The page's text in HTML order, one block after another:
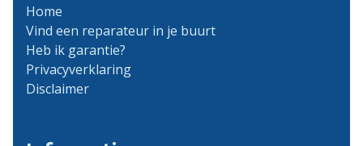
Home
Vind een reparateur in je buurt
Heb ik garantie?
Privacyverklaring
Disclaimer